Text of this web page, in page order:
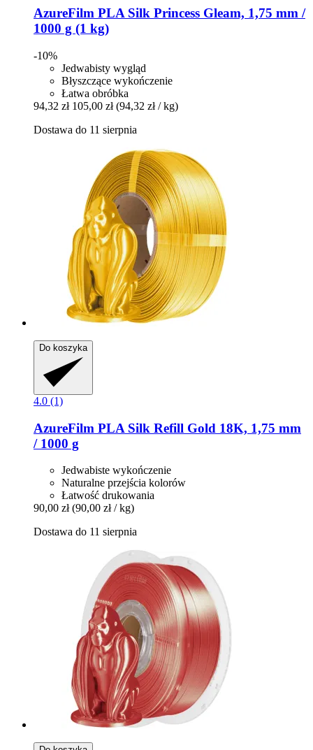
AzureFilm PLA Silk Princess Gleam, 1,75 mm /
1000 g (1 kg)
-10%
Jedwabisty wygląd
Błyszczące wykończenie
Łatwa obróbka
94,32 zł 105,00 zł (94,32 zł / kg)
Dostawa do 11 sierpnia
Do koszyka
4.0 (1)
AzureFilm PLA Silk Refill Gold 18K, 1,75 mm
/ 1000 g
Jedwabiste wykończenie
Naturalne przejścia kolorów
Łatwość drukowania
90,00 zł (90,00 zł / kg)
Dostawa do 11 sierpnia